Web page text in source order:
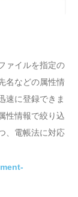
ァイルを指定の
名などの属性情
速に登録できま
性情報で絞り込
、電帳法に対応